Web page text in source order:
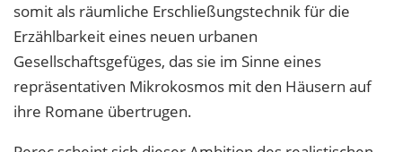
somit als räumliche Erschließungstechnik für die
Erzählbarkeit eines neuen urbanen
Gesellschaftsgefüges, das sie im Sinne eines
repräsentativen Mikrokosmos mit den Häusern auf
ihre Romane übertrugen.